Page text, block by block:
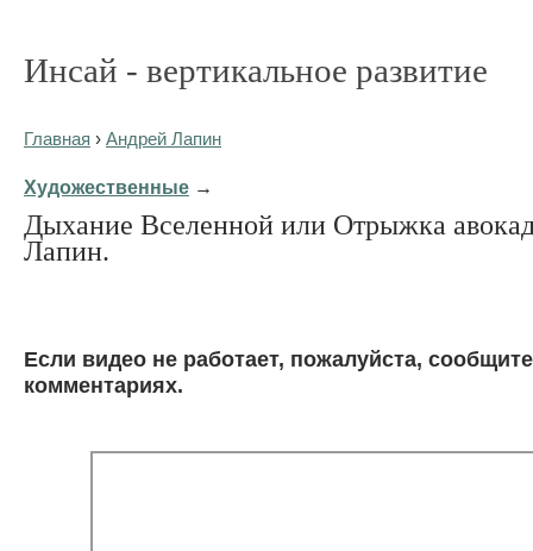
Инсай - вертикальное развитие
Главная › Андрей Лапин
Художественные →
Дыхание Вселенной или Отрыжка
Лапин.
Eсли видео не работает, пожалуйста,
комментариях.